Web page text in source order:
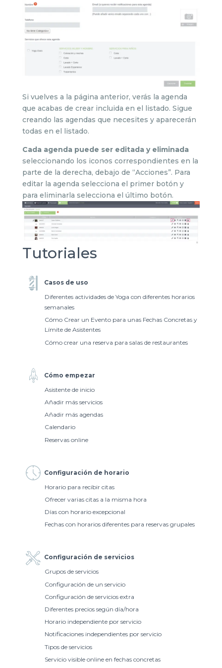
Si vuelves a la página anterior, verás la agenda
que acabas de crear incluida en el listado. Sigue
creando las agendas que necesites y aparecerán
todas en el listado.
Cada agenda puede ser editada y eliminada
seleccionando los iconos correspondientes en la
parte de la derecha, debajo de “Acciones”. Para
editar la agenda selecciona el primer botón y
para eliminarla selecciona el último botón.
Tutoriales
Casos de uso
Diferentes actividades de Yoga con diferentes horarios
semanales
Cómo Crear un Evento para unas Fechas Concretas y
Límite de Asistentes
Cómo crear una reserva para salas de restaurantes
Cómo empezar
Asistente de inicio
Añadir más servicios
Añadir más agendas
Calendario
Reservas online
Configuración de horario
Horario para recibir citas
Ofrecer varias citas a la misma hora
Días con horario excepcional
Fechas con horarios diferentes para reservas grupales
Configuración de servicios
Grupos de servicios
Configuración de un servicio
Configuración de servicios extra
Diferentes precios según día/hora
Horario independiente por servicio
Notificaciones independientes por servicio
Tipos de servicios
Servicio visible online en fechas concretas